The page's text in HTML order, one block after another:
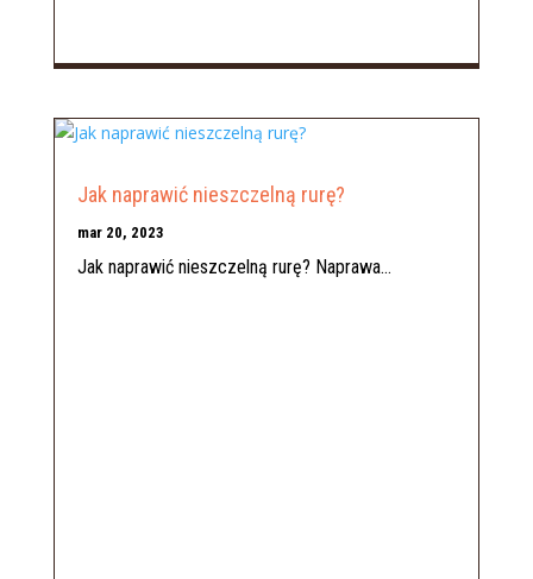
Jak naprawić nieszczelną rurę?
mar 20, 2023
Jak naprawić nieszczelną rurę? Naprawa...